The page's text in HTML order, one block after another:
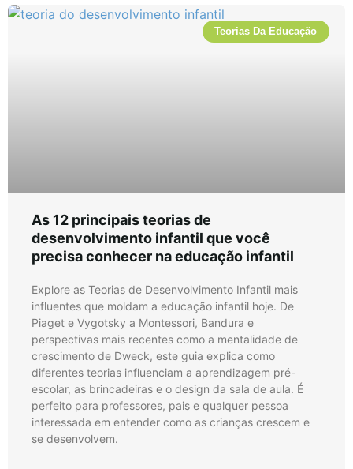
Teorias Da Educação
As 12 principais teorias de
desenvolvimento infantil que você
precisa conhecer na educação infantil
Explore as Teorias de Desenvolvimento Infantil mais
influentes que moldam a educação infantil hoje. De
Piaget e Vygotsky a Montessori, Bandura e
perspectivas mais recentes como a mentalidade de
crescimento de Dweck, este guia explica como
diferentes teorias influenciam a aprendizagem pré-
escolar, as brincadeiras e o design da sala de aula. É
perfeito para professores, pais e qualquer pessoa
interessada em entender como as crianças crescem e
se desenvolvem.